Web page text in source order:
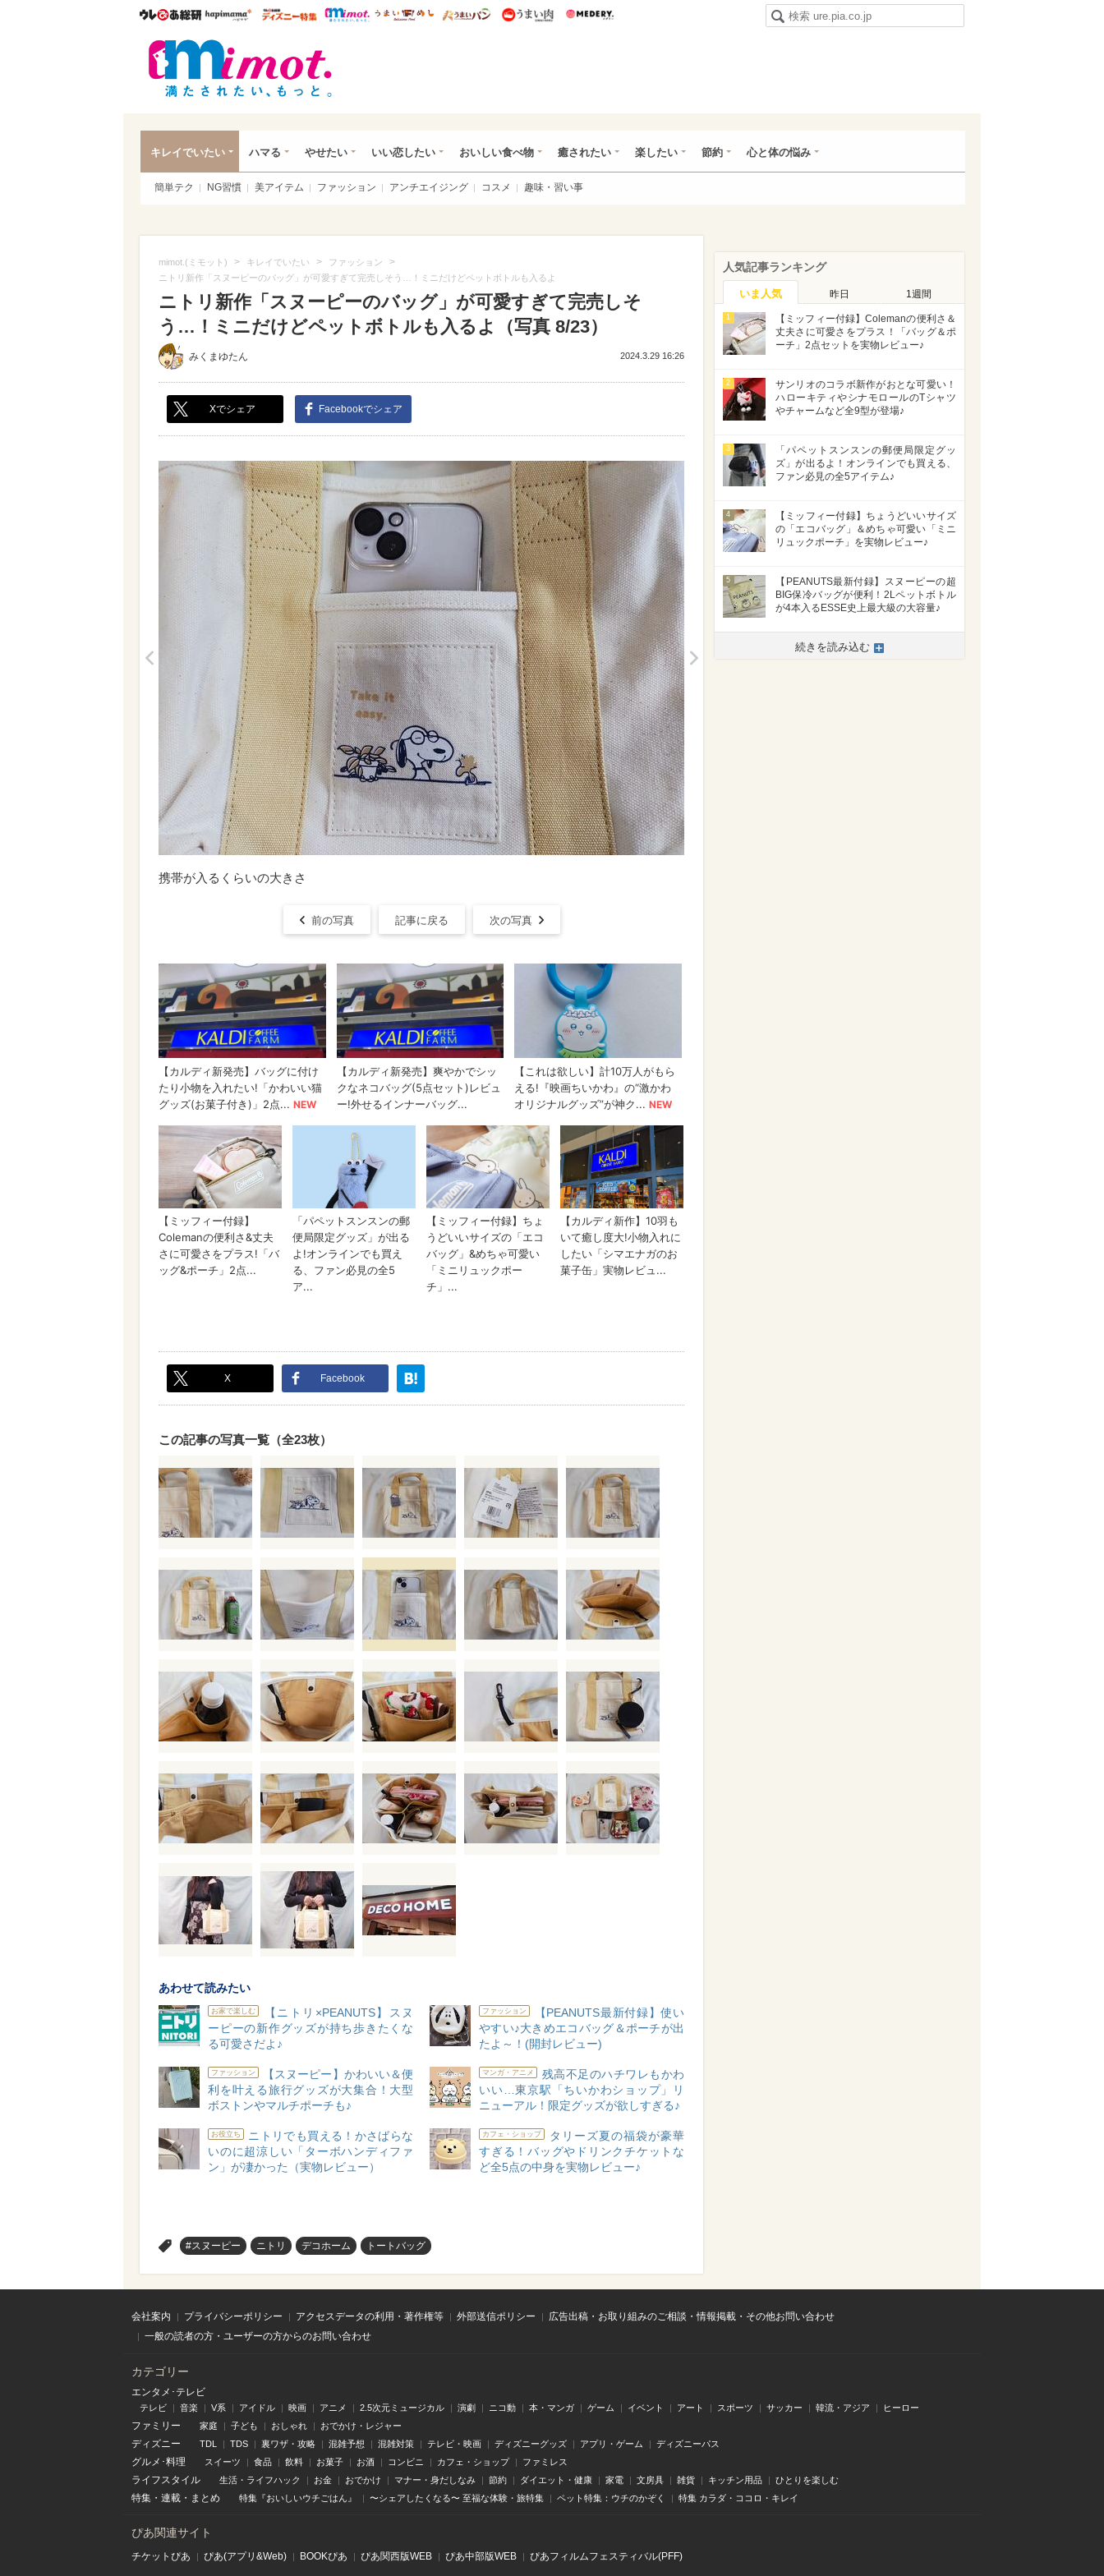
ウレぴあ総研ハピママ* ウレぴあ総研 ディズニー特集
mimot. うまいめし うまいパン うまい肉
キレイでいたい ハマる やせたい いい恋したい おいしい食べ物 癒されたい 楽したい 節約 心と体の悩み
簡単テク NG習慣 美アイテム ファッション アンチエイジング コスメ 趣味・習い事
mimot.(ミモット) > キレイでいたい > ファッション >
ニトリ新作「スヌーピーのバッグ」が可愛すぎて完売しそう…！ミニだけどペットボトルも入るよ
ニトリ新作「スヌーピーのバッグ」が可愛すぎて完売しそ
う…！ミニだけどペットボトルも入るよ（写真 8/23）
みくまゆたん 2024.3.29 16:26
Xでシェア Facebookでシェア
携帯が入るくらいの大きさ
前の写真 記事に戻る 次の写真
X Facebook
この記事の写真一覧（全23枚）
あわせて読みたい
お家で楽しむ
【ニトリ×PEANUTS】スヌ
ーピーの新作グッズが持ち歩きたくな
る可愛さだよ♪
ファッション
【PEANUTS最新付録】使い
やすい♪大きめエコバッグ＆ポーチが出
たよ～！(開封レビュー)
ファッション
【スヌーピー】かわいい＆便
利を叶える旅行グッズが大集合！大型
ボストンやマルチポーチも♪
マンガ・アニメ
残高不足のハチワレもかわ
いい…東京駅「ちいかわショップ」リ
ニューアル！限定グッズが欲しすぎる♪
お役立ち
ニトリでも買える！かさばらな
いのに超涼しい「ターボハンディファ
ン」が凄かった（実物レビュー）
カフェ・ショップ
タリーズ夏の福袋が豪華
すぎる！バッグやドリンクチケットな
ど全5点の中身を実物レビュー♪
#スヌーピー ニトリ デコホーム トートバッグ
人気記事ランキング
いま人気 昨日 1週間
1
【ミッフィー付録】Colemanの便利さ＆
丈夫さに可愛さをプラス！「バッグ＆ポ
ーチ」2点セットを実物レビュー♪
2
サンリオのコラボ新作がおとな可愛い！
ハローキティやシナモロールのTシャツ
やチャームなど全9型が登場♪
3
「パペットスンスンの郵便局限定グッ
ズ」が出るよ！オンラインでも買える、
ファン必見の全5アイテム♪
4
【ミッフィー付録】ちょうどいいサイズ
の「エコバッグ」＆めちゃ可愛い「ミニ
リュックポーチ」を実物レビュー♪
5
【PEANUTS最新付録】スヌーピーの超
BIG保冷バッグが便利！2Lペットボトル
が4本入るESSE史上最大級の大容量♪
続きを読み込む
会社案内 プライバシーポリシー アクセスデータの利用・著作権等 外部送信ポリシー
広告出稿・お取り組みのご相談・情報掲載・その他お問い合わせ
一般の読者の方・ユーザーの方からのお問い合わせ
カテゴリー
エンタメ･テレビ
テレビ 音楽 V系 アイドル 映画 アニメ 2.5次元ミュージカル 演劇 ニコ動 本・マンガ ゲーム イベント アート スポーツ サッカー 韓流・アジア ヒーロー
ファミリー 家庭 子ども おしゃれ おでかけ・レジャー
ディズニー TDL TDS 裏ワザ・攻略 混雑予想 混雑対策 テレビ・映画 ディズニーグッズ アプリ・ゲーム ディズニーパス
グルメ･料理 スイーツ 食品 飲料 お菓子 お酒 コンビニ カフェ・ショップ ファミレス
ライフスタイル 生活・ライフハック お金 おでかけ マナー・身だしなみ 節約 ダイエット・健康 家電 文房具 雑貨 キッチン用品 ひとりを楽しむ
特集 ・ 連載 ・ まとめ 特集『おいしいウチごはん』 〜シェアしたくなる〜 至福な体験・旅特集 ペット特集：ウチのかぞく 特集 カラダ・ココロ・キレイ
ぴあ関連サイト
チケットぴあ ぴあ(アプリ&Web) BOOKぴあ ぴあ関⻄版WEB ぴあ中部版WEB ぴあフィルムフェスティバル(PFF)